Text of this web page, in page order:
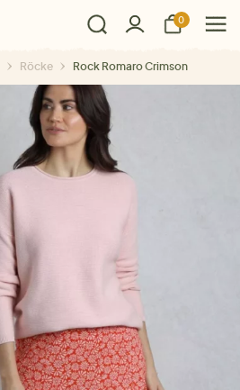
0
Röcke Rock Romaro Crimson